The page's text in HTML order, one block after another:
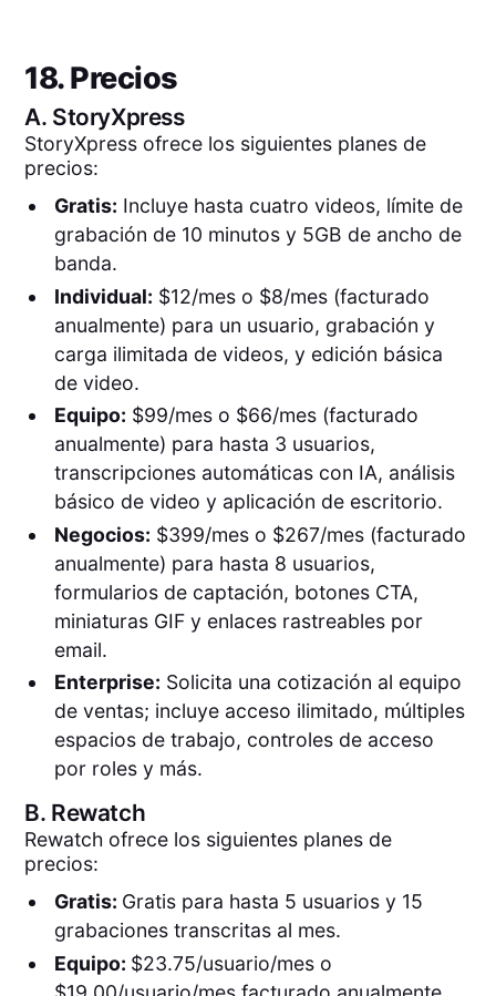
18. Precios
A. StoryXpress
StoryXpress ofrece los siguientes planes de
precios:
Gratis: Incluye hasta cuatro videos, límite de
grabación de 10 minutos y 5GB de ancho de
banda.
Individual: $12/mes o $8/mes (facturado
anualmente) para un usuario, grabación y
carga ilimitada de videos, y edición básica
de video.
Equipo: $99/mes o $66/mes (facturado
anualmente) para hasta 3 usuarios,
transcripciones automáticas con IA, análisis
básico de video y aplicación de escritorio.
Negocios: $399/mes o $267/mes (facturado
anualmente) para hasta 8 usuarios,
formularios de captación, botones CTA,
miniaturas GIF y enlaces rastreables por
email.
Enterprise: Solicita una cotización al equipo
de ventas; incluye acceso ilimitado, múltiples
espacios de trabajo, controles de acceso
por roles y más.
B. Rewatch
Rewatch ofrece los siguientes planes de
precios:
Gratis: Gratis para hasta 5 usuarios y 15
grabaciones transcritas al mes.
Equipo: $23.75/usuario/mes o